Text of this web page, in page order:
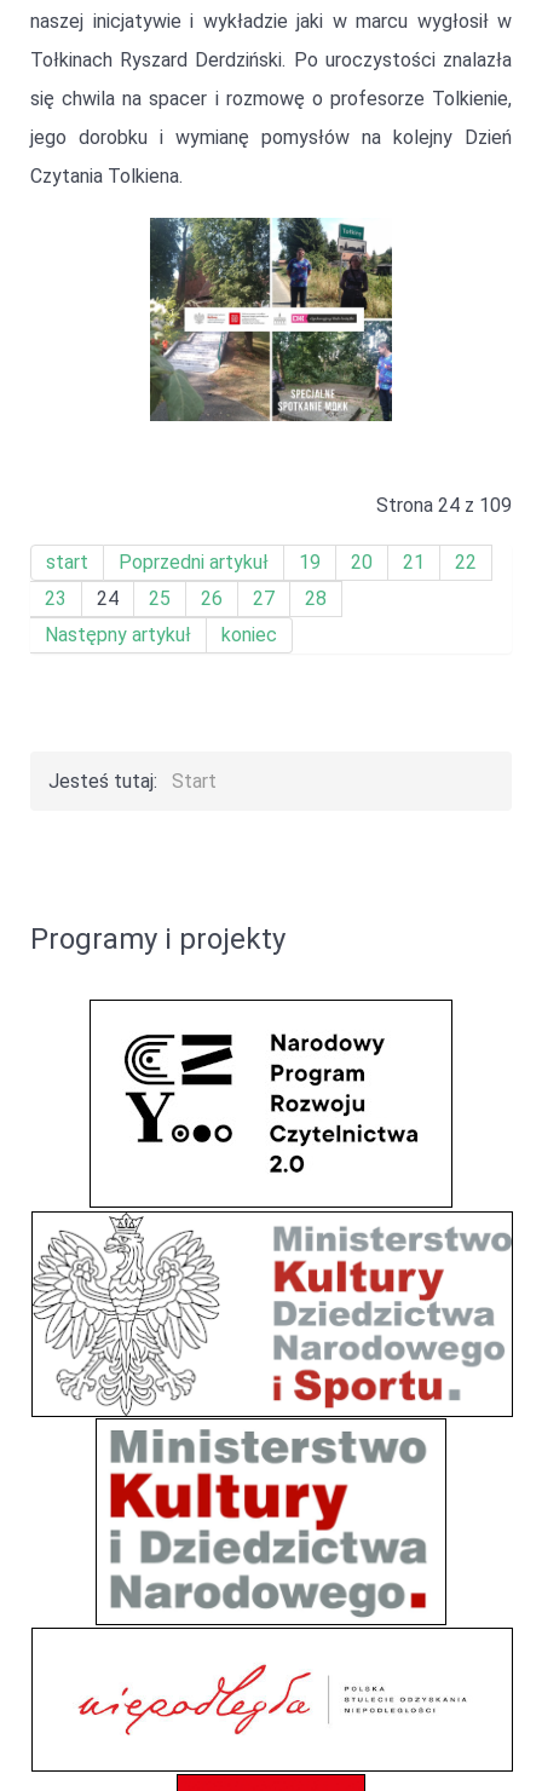
naszej inicjatywie i wykładzie jaki w marcu wygłosił w
Tołkinach Ryszard Derdziński. Po uroczystości znalazła
się chwila na spacer i rozmowę o profesorze Tolkienie,
jego dorobku i wymianę pomysłów na kolejny Dzień
Czytania Tolkiena.
Strona 24 z 109
start Poprzedni artykuł 19 20 21
22
23
24 25 26 27
28
Następny artykuł
koniec
Jesteś tutaj: Start
Programy i projekty